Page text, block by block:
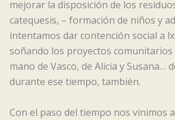
mejorar la disposición de los
catequesis, – formación de niños y
intentamos dar contención social a
soñando los proyectos
mano de Vasco, de Alicia y Susana…
durante ese tiempo, también.
Con el paso del tiempo nos vinimos